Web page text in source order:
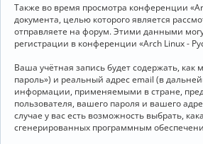
Также во время просмотра конференции
документа, целью которого является
отправляете на форум. Этими данными
регистрации в конференции «Arch Linux -
Ваша учётная запись будет содержать,
пароль») и реальный адрес email (в
информации, применяемыми в стране,
пользователя, вашего пароля и вашего
случае у вас есть возможность выбрать,
сгенерированных программным